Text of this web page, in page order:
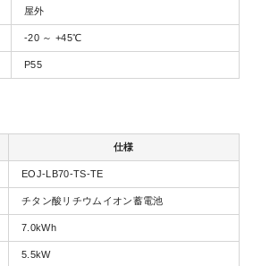
屋外
-20 ～ +45℃
P55
仕様
EOJ-LB70-TS-TE
チタン酸リチウムイオン蓄電池
7.0kWh
5.5kW